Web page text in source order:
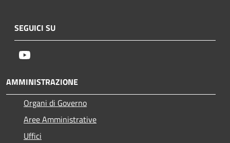
SEGUICI SU
AMMINISTRAZIONE
Organi di Governo
Aree Amministrative
Uffici